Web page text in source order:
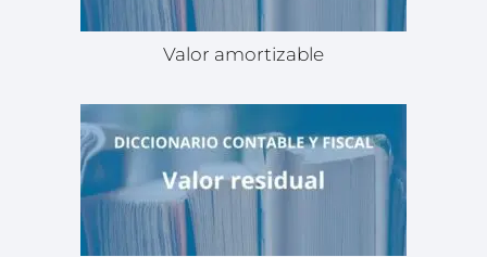
Valor amortizable